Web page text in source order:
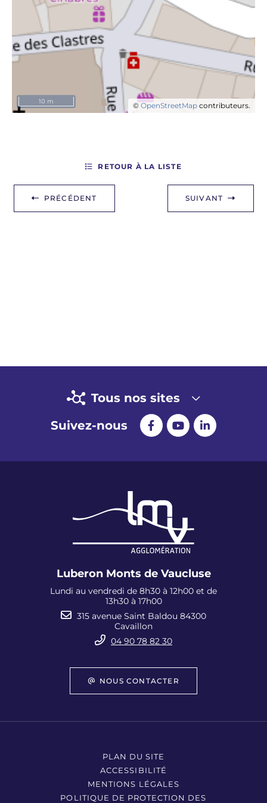
© OpenStreetMap contributeurs.
10 m
PRÉCÉDENT
RETOUR À LA LISTE
SUIVANT
Tous nos sites
Suivez-nous
Luberon Monts de Vaucluse
Lundi au vendredi de 8h30 à 12h00 et de
13h30 à 17h00
315 avenue Saint Baldou 84300
Cavaillon
04 90 78 82 30
NOUS CONTACTER
PLAN DU SITE
ACCESSIBILITÉ
MENTIONS LÉGALES
POLITIQUE DE PROTECTION DES